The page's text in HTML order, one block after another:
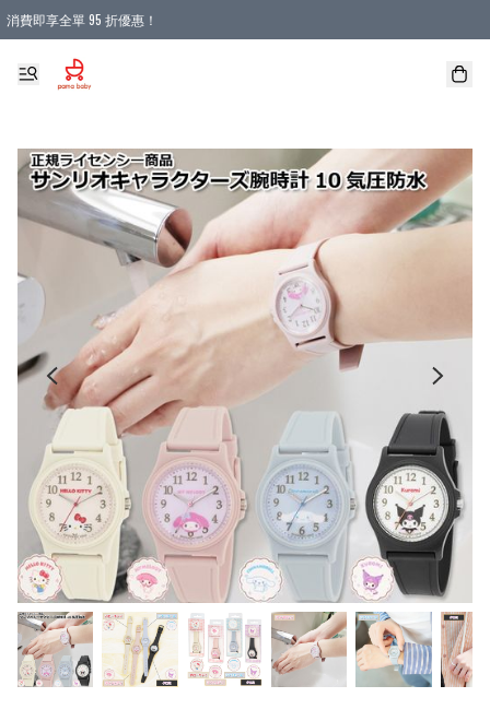
消費即享全單 95 折優惠！
購物滿 HKD 900.00即享免運費優惠！（適用於 本地送貨、本地取貨 )